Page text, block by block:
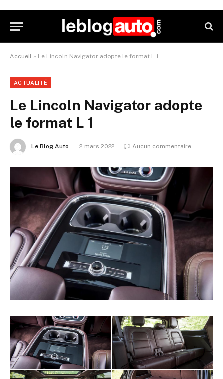
Accueil » Le Lincoln Navigator adopte le format L 1
ACTUALITÉ
Le Lincoln Navigator adopte
le format L 1
Le Blog Auto 2 mars 2022 Aucun commentaire